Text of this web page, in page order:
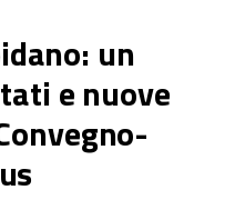
un
e nuove